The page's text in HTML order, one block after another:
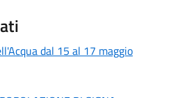
dal 15 al 17 maggio